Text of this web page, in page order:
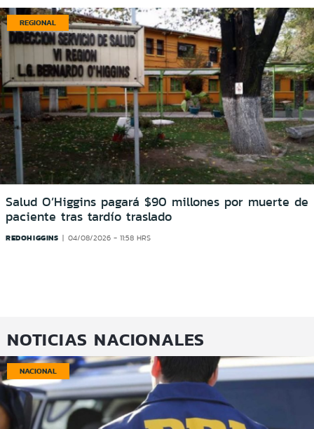
REGIONAL
Salud O’Higgins pagará $90 millones por muerte de
paciente tras tardío traslado
REDOHIGGINS 04/08/2026 - 11:58 HRS
NOTICIAS NACIONALES
NACIONAL